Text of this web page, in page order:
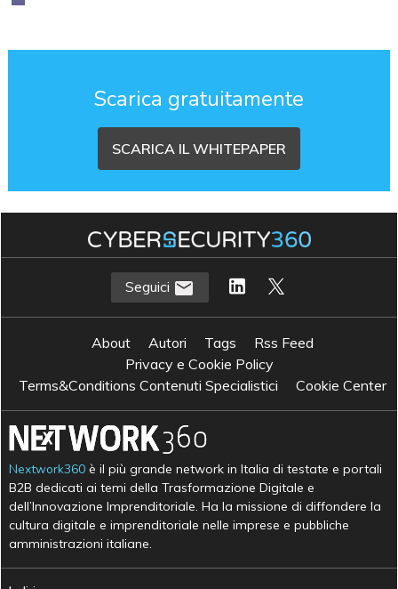
Scarica gratuitamente
SCARICA IL WHITEPAPER
Seguici
About Autori Tags
Rss Feed
Privacy e Cookie Policy
Terms&Conditions Contenuti Specialistici
Cookie Center
Nextwork360 è il più grande network in Italia di testate e portali
B2B dedicati ai temi della Trasformazione Digitale e
dell’Innovazione Imprenditoriale. Ha la missione di diffondere la
cultura digitale e imprenditoriale nelle imprese e pubbliche
amministrazioni italiane.